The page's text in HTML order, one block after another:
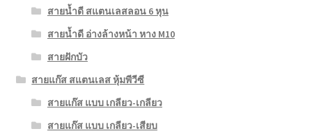
สายน้ำดี สแตนเลสลอน 6 หุน
สายน้ำดี อ่างล้างหน้า หาง M10
สายฝักบัว
สายแก๊ส สแตนเลส หุ้มพีวีซี
สายแก๊ส แบบ เกลียว-เกลียว
สายแก๊ส แบบ เกลียว-เสียบ